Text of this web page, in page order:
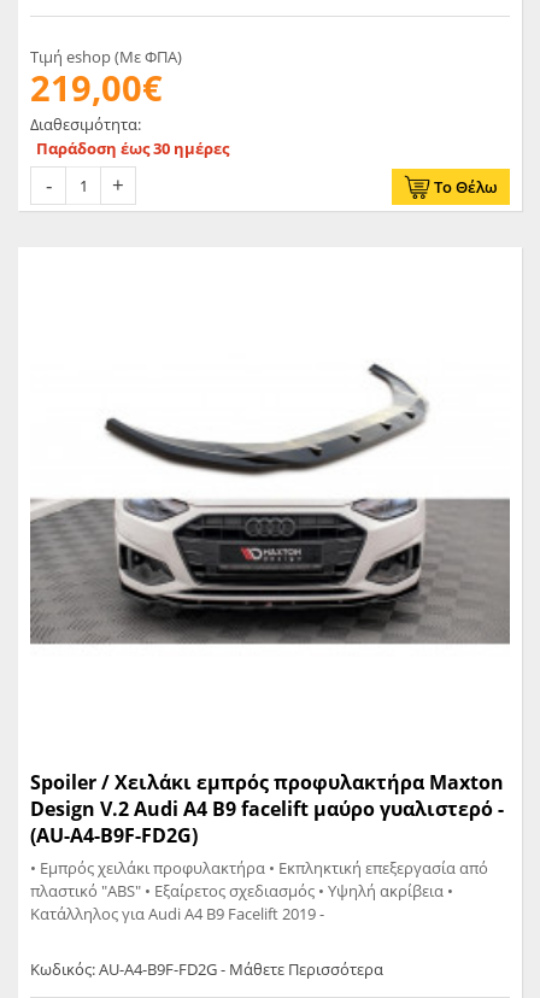
Τιμή eshop (Με ΦΠΑ)
219,00€
Διαθεσιμότητα:
Παράδοση έως 30 ημέρες
Το Θέλω
Spoiler / Χειλάκι εμπρός προφυλακτήρα Maxton
Design V.2 Audi A4 B9 facelift μαύρο γυαλιστερό -
(AU-A4-B9F-FD2G)
• Εμπρός χειλάκι προφυλακτήρα • Εκπληκτική επεξεργασία από
πλαστικό "ABS" • Εξαίρετος σχεδιασμός • Υψηλή ακρίβεια •
Κατάλληλος για Audi A4 B9 Facelift 2019 -
Κωδικός: AU-A4-B9F-FD2G - Μάθετε Περισσότερα